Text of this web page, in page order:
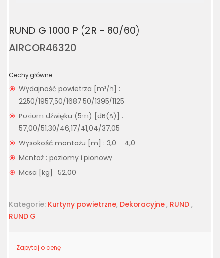
RUND G 1000 P (2R - 80/60)
AIRCOR46320
Cechy główne
Wydajność powietrza [m³/h] :
2250/1957,50/1687,50/1395/1125
Poziom dźwięku (5m) [dB(A)] :
57,00/51,30/46,17/41,04/37,05
Wysokość montażu [m] : 3,0 - 4,0
Montaż : poziomy i pionowy
Masa [kg] : 52,00
Kategorie: Kurtyny powietrzne, Dekoracyjne , RUND ,
RUND G
Zapytaj o cenę